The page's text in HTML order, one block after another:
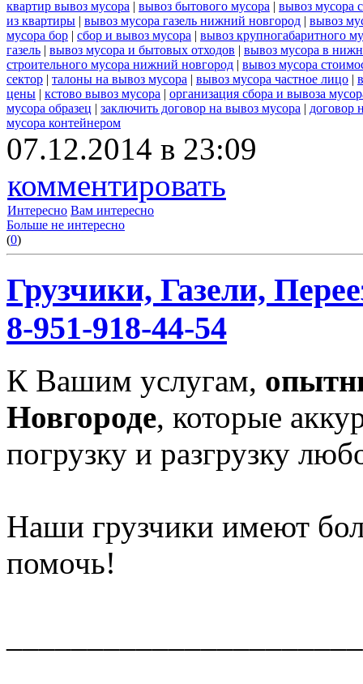
квартир вывоз мусора | вывоз бытового мусора | вывоз мусора
из квартиры | вывоз мусора газель нижний новгород | вывоз
мусора бор | сбор и вывоз мусора | вывоз крупногабаритного
газель | вывоз мусора и бытовых отходов | вывоз мусора в
строительного мусора нижний новгород | вывоз мусора
сектор | талоны на вывоз мусора | вывоз мусора частное лицо |
цены | кстово вывоз мусора | организация сбора и вывоза
мусора образец | заключить договор на вывоз мусора | договор
мусора контейнером
07.12.2014 в 23:09
комментировать
Интересно Вам интересно
Больше не интересно
(0)
Грузчики, Газели,
8-951-918-44-54
К Вашим услугам,
Новгороде, которые
погрузку и разгрузку
Наши грузчики имеют
помочь!